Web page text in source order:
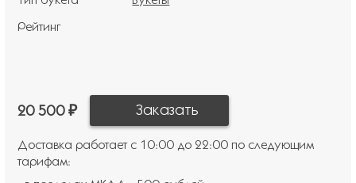
Рейтинг
20 500 ₽
Доставка работает с 10:00 до 22:00 по следующим
тарифам: